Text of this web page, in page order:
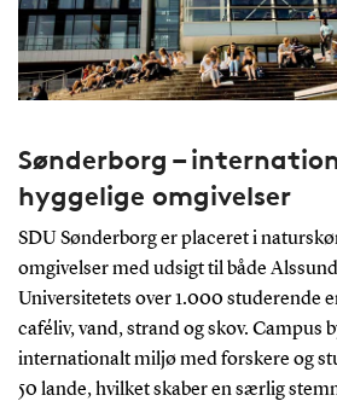
Sønderborg –
hyggelige omgivelser
SDU Sønderborg er placeret i
omgivelser med udsigt til både
Universitetets over 1.000 studerende
caféliv, vand, strand og skov. Campus
internationalt miljø med forskere og
50 lande, hvilket skaber en særlig